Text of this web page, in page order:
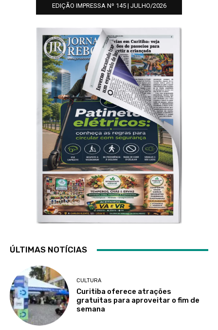
EDIÇÃO IMPRESSA Nº 145 | JULHO/2026
ÚLTIMAS NOTÍCIAS
CULTURA
Curitiba oferece atrações
gratuitas para aproveitar o fim de
semana